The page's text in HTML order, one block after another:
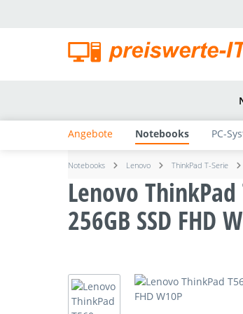
Angebote Notebooks PC-
Notebooks Lenovo ThinkPad T-Serie
Lenovo
256GB SSD FHD
Bildergalerie überspringen